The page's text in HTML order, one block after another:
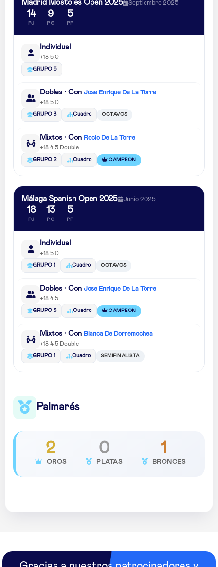
Madrid Móstoles Open 2025 Septiembre 2025
14
PJ
9
PG
5
PP
Individual
+18 5.0
GRUPO 5
Dobles · Con Jose Enrique De La Torre
+18 5.0
GRUPO 3 Cuadro OCTAVOS
Mixtos · Con Rocio De La Torre
+18 4.5 Double
GRUPO 2 Cuadro CAMPEON
Málaga Spanish Open 2025 Junio 2025
18
PJ
13
PG
5
PP
Individual
+18 5.0
GRUPO 1 Cuadro OCTAVOS
Dobles · Con Jose Enrique De La Torre
+18 4.5
GRUPO 3 Cuadro CAMPEON
Mixtos · Con Blanca De Dorremochea
+18 4.5 Double
GRUPO 1 Cuadro SEMIFINALISTA
Palmarés
2
OROS
0
PLATAS
1
BRONCES